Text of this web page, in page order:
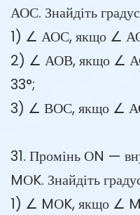
АОС. Знайдіть
1) ∠ АОС, якщо ∠
2) ∠ АОВ, якщо ∠
33°;
3) ∠ ВОС, якщо ∠
31. Промінь ОN —
MОK. Знайдіть
1) ∠ MОK, якщо ∠